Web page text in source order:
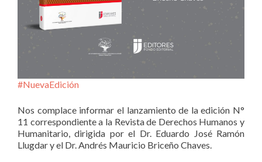
#NuevaEdición
Nos complace informar el lanzamiento de la edición N°
11 correspondiente a la Revista de Derechos Humanos y
Humanitario, dirigida por el Dr. Eduardo José Ramón
Llugdar y el Dr. Andrés Mauricio Briceño Chaves.